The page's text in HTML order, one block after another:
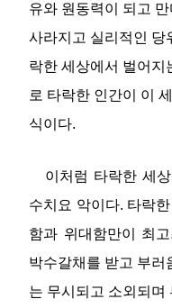
유와 원동력이 되고
사라지고 실리적인 당
락한 세상에서 벌어지
로 타락한 인간이 이
식이다.
이처럼 타락한 세상
수치요 악이다. 타락
함과 위대함만이 최
박수갈채를 받고 부러
는 무시되고 소외되며